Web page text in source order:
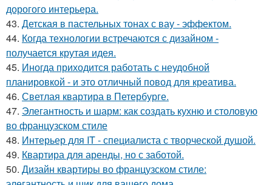
дорогого интерьера.
43. Детская в пастельных тонах с вау - эффектом.
44. Когда технологии встречаются с дизайном -
получается крутая идея.
45. Иногда приходится работать с неудобной
планировкой - и это отличный повод для креатива.
46. Светлая квартира в Петербурге.
47. Элегантность и шарм: как создать кухню и столовую
во французском стиле
48. Интерьер для IT - специалиста с творческой душой.
49. Квартира для аренды, но с заботой.
50. Дизайн квартиры во французском стиле: